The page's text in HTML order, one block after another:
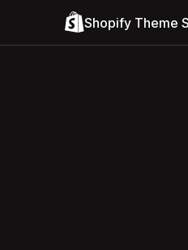
Shopify Theme